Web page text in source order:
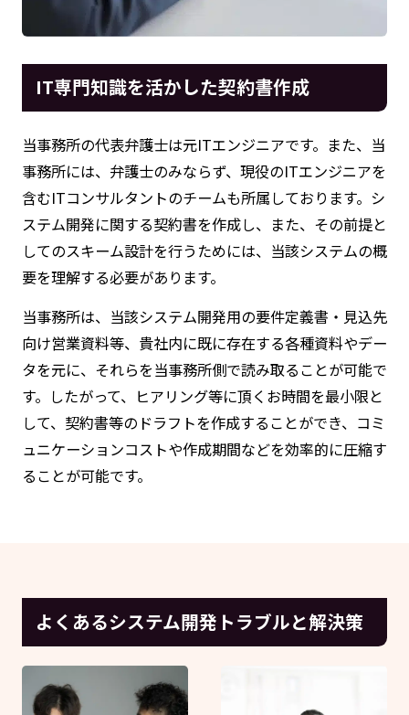
IT専門知識を活かした契約書作成
当事務所の代表弁護士は元ITエンジニアです。また、当
事務所には、弁護士のみならず、現役のITエンジニアを
含むITコンサルタントのチームも所属しております。シ
ステム開発に関する契約書を作成し、また、その前提と
してのスキーム設計を行うためには、当該システムの概
要を理解する必要があります。
当事務所は、当該システム開発用の要件定義書・見込先
向け営業資料等、貴社内に既に存在する各種資料やデー
タを元に、それらを当事務所側で読み取ることが可能で
す。したがって、ヒアリング等に頂くお時間を最小限と
して、契約書等のドラフトを作成することができ、コミ
ュニケーションコストや作成期間などを効率的に圧縮す
ることが可能です。
よくあるシステム開発トラブルと解決策